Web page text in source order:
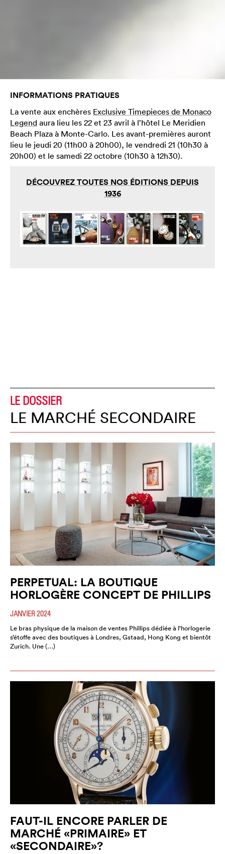
INFORMATIONS PRATIQUES
La vente aux enchères Exclusive Timepieces de Monaco
Legend aura lieu les 22 et 23 avril à l’hôtel Le Meridien
Beach Plaza à Monte-Carlo. Les avant-premières auront
lieu le jeudi 20 (11h00 à 20h00), le vendredi 21 (10h30 à
20h00) et le samedi 22 octobre (10h30 à 12h30).
DÉCOUVREZ TOUTES NOS ÉDITIONS DEPUIS
1936
LE DOSSIER
LE MARCHÉ SECONDAIRE
PERPETUAL: LA BOUTIQUE
HORLOGÈRE CONCEPT DE PHILLIPS
JANVIER 2024
Le bras physique de la maison de ventes Phillips dédiée à l’horlogerie
s’étoffe avec des boutiques à Londres, Gstaad, Hong Kong et bientôt
Zurich. Une (…)
FAUT-IL ENCORE PARLER DE
MARCHÉ «PRIMAIRE» ET
«SECONDAIRE»?